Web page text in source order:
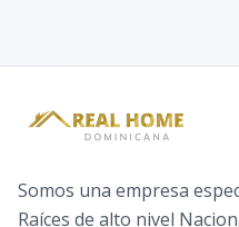
Somos una empresa
Raíces de alto nivel